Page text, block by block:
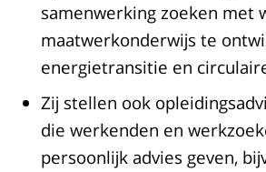
samenwerking zoeken met
maatwerkonderwijs te
energietransitie en
Zij stellen ook
die werkenden en
persoonlijk advies geven,